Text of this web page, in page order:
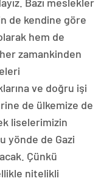
de kendine göre
hem de
zamankinden
ve doğru işi
de ülkemize de
liselerimizin
yönde de Gazi
Çünkü
nitelikli